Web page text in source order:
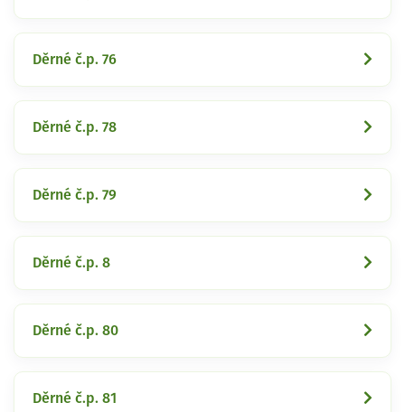
Děrné č.p. 76
Děrné č.p. 78
Děrné č.p. 79
Děrné č.p. 8
Děrné č.p. 80
Děrné č.p. 81